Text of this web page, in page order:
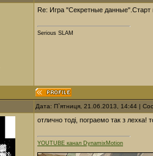
Re: Игра "Секретные
Serious SLAM
Дата: П`ятниця, 21.06.2013, 14:44 |
отлично тоді, пограемо так з лехка!
YOUTUBE канал DynamixMotion